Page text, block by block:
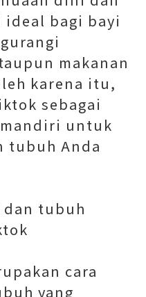
bagi bayi
makanan
karena itu,
sebagai
untuk
tubuh Anda
dan tubuh
cara
yang